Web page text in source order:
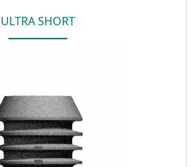
ULTRA SHORT